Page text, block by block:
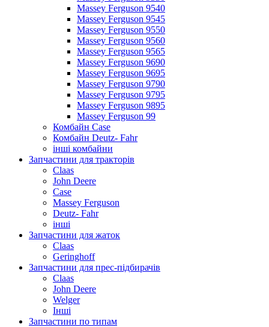
Massey Ferguson 9540
Massey Ferguson 9545
Massey Ferguson 9550
Massey Ferguson 9560
Massey Ferguson 9565
Massey Ferguson 9690
Massey Ferguson 9695
Massey Ferguson 9790
Massey Ferguson 9795
Massey Ferguson 9895
Massey Ferguson 99
Комбайн Case
Комбайн Deutz- Fahr
інші комбайни
Запчастини для тракторів
Claas
John Deere
Case
Massey Ferguson
Deutz- Fahr
інші
Запчастини для жаток
Claas
Geringhoff
Запчастини для прес-підбирачів
Claas
John Deere
Welger
Інші
Запчастини по типам